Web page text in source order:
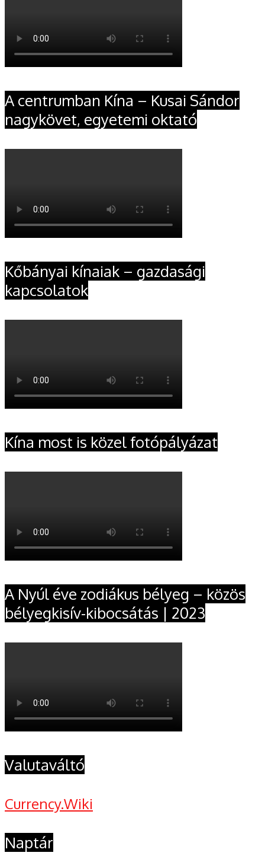
A centrumban Kína – Kusai Sándor
nagykövet, egyetemi oktató
Kőbányai kínaiak – gazdasági
kapcsolatok
Kína most is közel fotópályázat
A Nyúl éve zodiákus bélyeg – közös
bélyegkisív-kibocsátás | 2023
Valutaváltó
Currency.Wiki
Naptár